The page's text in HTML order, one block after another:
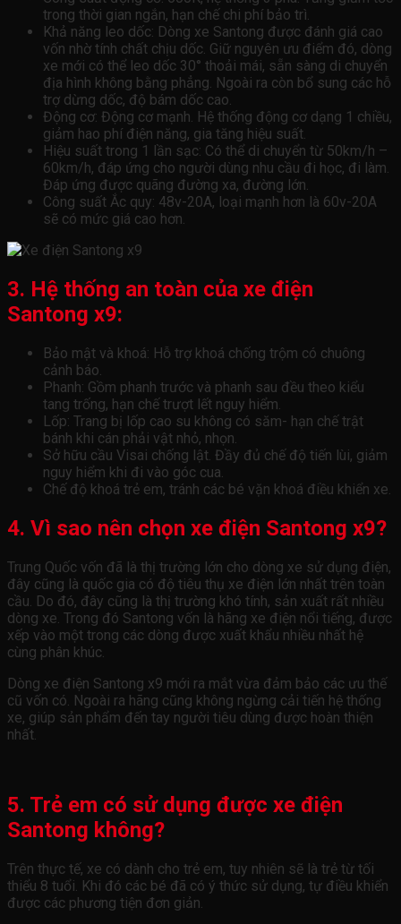
trong thời gian ngắn, hạn chế chi phí bảo trì.
Khả năng leo dốc: Dòng xe Santong được đánh giá cao
vốn nhờ tính chất chịu dốc. Giữ nguyên ưu điểm đó, dòng
xe mới có thể leo dốc 30° thoải mái, sẵn sàng di chuyển
địa hình không bằng phẳng. Ngoài ra còn bổ sung các hỗ
trợ dừng dốc, độ bám dốc cao.
Động cơ: Động cơ mạnh. Hệ thống động cơ dạng 1 chiều,
giảm hao phí điện năng, gia tăng hiệu suất.
Hiệu suất trong 1 lần sạc: Có thể di chuyển từ 50km/h –
60km/h, đáp ứng cho người dùng nhu cầu đi học, đi làm.
Đáp ứng được quãng đường xa, đường lớn.
Công suất Ắc quy: 48v-20A, loại mạnh hơn là 60v-20A
sẽ có mức giá cao hơn.
3. Hệ thống an toàn của xe điện
Santong x9:
Bảo mật và khoá: Hỗ trợ khoá chống trộm có chuông
cảnh báo.
Phanh: Gồm phanh trước và phanh sau đều theo kiểu
tang trống, hạn chế trượt lết nguy hiểm.
Lốp: Trang bị lốp cao su không có săm- hạn chế trật
bánh khi cán phải vật nhỏ, nhọn.
Sở hữu cầu Visai chống lật. Đầy đủ chế độ tiến lùi, giảm
nguy hiểm khi đi vào góc cua.
Chế độ khoá trẻ em, tránh các bé vặn khoá điều khiển xe.
4. Vì sao nên chọn xe điện Santong x9?
Trung Quốc vốn đã là thị trường lớn cho dòng xe sử dụng điện,
đây cũng là quốc gia có độ tiêu thụ xe điện lớn nhất trên toàn
cầu. Do đó, đây cũng là thị trường khó tính, sản xuất rất nhiều
dòng xe. Trong đó Santong vốn là hãng xe điện nổi tiếng, được
xếp vào một trong các dòng được xuất khẩu nhiều nhất hệ
cùng phân khúc.
Dòng xe điện Santong x9 mới ra mắt vừa đảm bảo các ưu thế
cũ vốn có. Ngoài ra hãng cũng không ngừng cải tiến hệ thống
xe, giúp sản phẩm đến tay người tiêu dùng được hoàn thiện
nhất.
5. Trẻ em có sử dụng được xe điện
Santong không?
Trên thực tế, xe có dành cho trẻ em, tuy nhiên sẽ là trẻ từ tối
thiểu 8 tuổi. Khi đó các bé đã có ý thức sử dụng, tự điều khiển
được các phương tiện đơn giản.